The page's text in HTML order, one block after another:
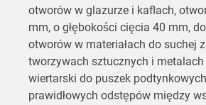
otworów w glazurze i kaflach,
mm, o głębokości cięcia 40 mm,
otworów w materiałach do suchej
tworzywach sztucznych i
wiertarski do puszek
prawidłowych odstępów między